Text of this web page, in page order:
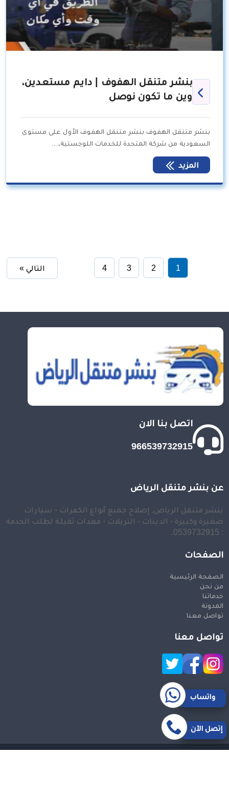
بنشر متنقل الهفوف | دايم مستعدين،
وين ما تكون نوصل
بنشر متنقل الهفوف بنشر متنقل الهفوف الأول على مستوى
السعودية من شركة المتحدة للخدمات اللوجستية،…
المزيد
1
2
3
4 التالي »
اتصل بنا الان
966539732915
عن بنشر متنقل الرياض
بنشر متنقل الرياض, إصلاح جميع أنواع الكفرات - سيارات
صغيرة وكبيرة - الدينات - التريلات - معدات ثقيلة لطلب الخدمة
: 0539732915.
الصفحات
الصفحة الرئيسية
من نحن
خدماتنا
المدونة
تواصل معنا
تواصل معنا
إتصل الآن
واتساب